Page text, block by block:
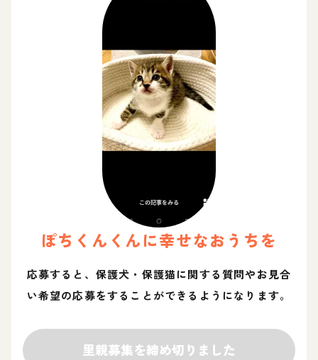
ぽちくん くんに幸せなおうちを
応募すると、保護犬・保護猫に関する質問やお見合
い希望の応募をすることができるようになります。
里親募集を締め切りました